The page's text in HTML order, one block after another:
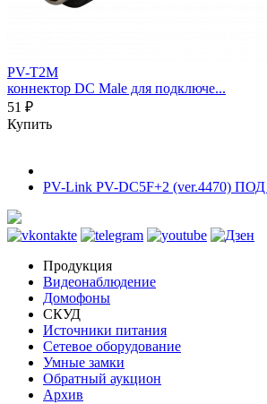
PV-T2M
коннектор DC Male для подключе...
51 ₽
Купить
PV-Link PV-DC5F+2 (ver.4470)
Продукция
Видеонаблюдение
Домофоны
СКУД
Источники питания
Сетевое оборудование
Умные замки
Обратный аукцион
Архив